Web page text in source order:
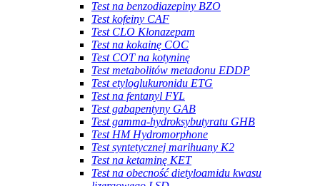
Test na benzodiazepiny BZO
Test kofeiny CAF
Test CLO Klonazepam
Test na kokainę COC
Test COT na kotyninę
Test metabolitów metadonu EDDP
Test etyloglukuronidu ETG
Test na fentanyl FYL
Test gabapentyny GAB
Test gamma-hydroksybutyratu GHB
Test HM Hydromorphone
Test syntetycznej marihuany K2
Test na ketaminę KET
Test na obecność dietyloamidu kwasu